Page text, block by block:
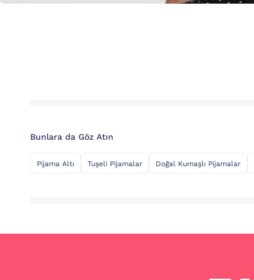
Bunlara da Göz Atın
Pijama Altı Tuşeli Pijamalar Doğal Kumaşlı Pijamalar